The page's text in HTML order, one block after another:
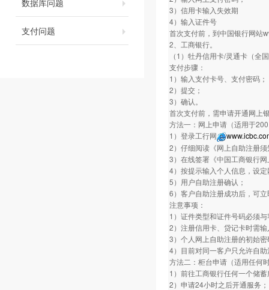
数据库问题
支付问题
3）信用卡输入失效期
4）输入证件号
首次支付前，到中国银行网站
2、工商银行。
（1）牡丹信用卡/灵通卡（全
支付步骤：
1）输入支付卡号、支付密码；
2）提交；
3）确认。
首次支付前，需申请开通网上
方法一：网上申请（适用于
1）登录工行网
2）仔细阅读《网上自助注册须
3）在线签署《中国工商银行
4）按提示输入个人信息，设
5）用户自助注册确认；
6）客户自助注册成功后，可
注意事项：
1）证件类型和证件号码必须
2）注册信用卡、贷记卡时需
3）个人网上自助注册的初始
4）目前对同一客户只允许自
方法二：柜台申请（适用任何
1）前往工商银行任何一个储
2）申请24小时之后开通服务；